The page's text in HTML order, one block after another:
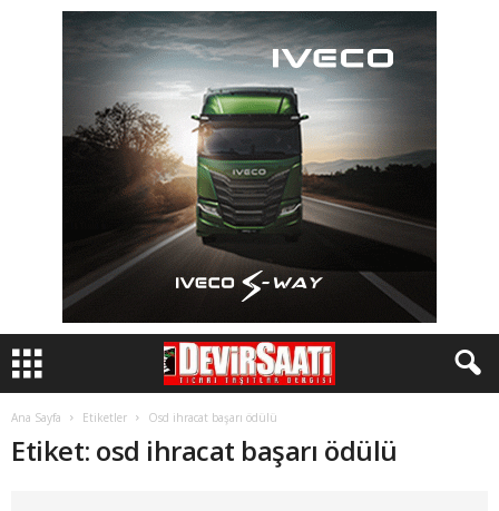
Ana Sayfa Etiketler Osd ihracat başarı ödülü
Etiket: osd ihracat başarı ödülü